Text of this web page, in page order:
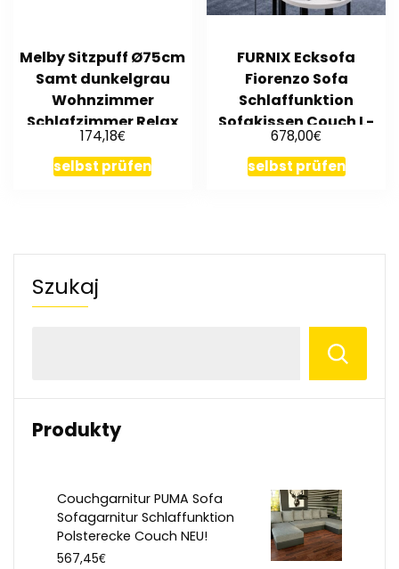
Melby Sitzpuff Ø75cm
Samt dunkelgrau
Wohnzimmer
Schlafzimmer Relax
Lounge Sitz
174,18€
selbst prüfen
FURNIX Ecksofa
Fiorenzo Sofa
Schlaffunktion
Sofakissen Couch L-
Form MA 120-PS 06
678,00€
selbst prüfen
Szukaj
Produkty
Couchgarnitur PUMA Sofa
Sofagarnitur Schlaffunktion
Polsterecke Couch NEU!
567,45€